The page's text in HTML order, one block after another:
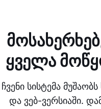
ყველა
ჩვენი სისტემა
და ვებ-ვერსიაში.